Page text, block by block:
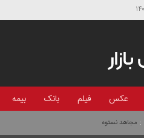
عکس فیلم بانک بیمه
: مجاهد نستوه